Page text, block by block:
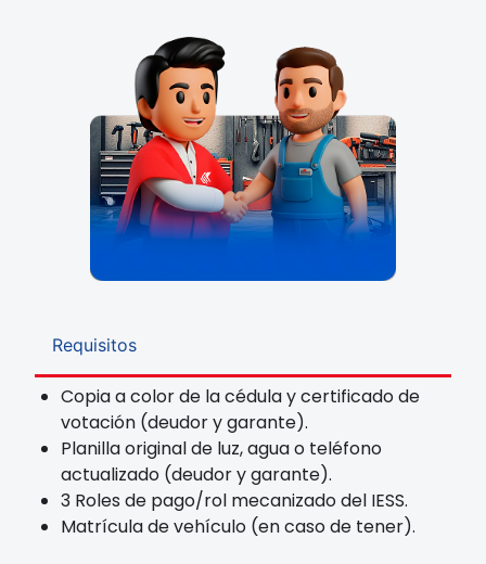
Requisitos
Copia a color de la cédula y certificado de
votación (deudor y garante).
Planilla original de luz, agua o teléfono
actualizado (deudor y garante).
3 Roles de pago/rol mecanizado del IESS.
Matrícula de vehículo (en caso de tener).